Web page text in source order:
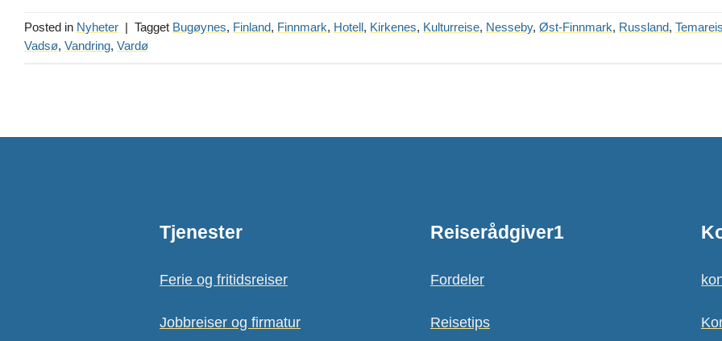
Posted in Nyheter Tagget Bugøynes, Finland, Finnmark, Hotell , Kirkenes, Kulturreise, Nesseby, Øst-Finnmark, Russland,
Vadsø, Vandring, Vardø
Tjenester
Ferie og fritidsreiser
Jobbreiser og firmatur
Reiserådgiver1
Fordeler
Reisetips